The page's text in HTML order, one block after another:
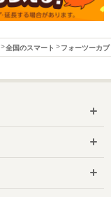
全国のスマート フォーツーカ